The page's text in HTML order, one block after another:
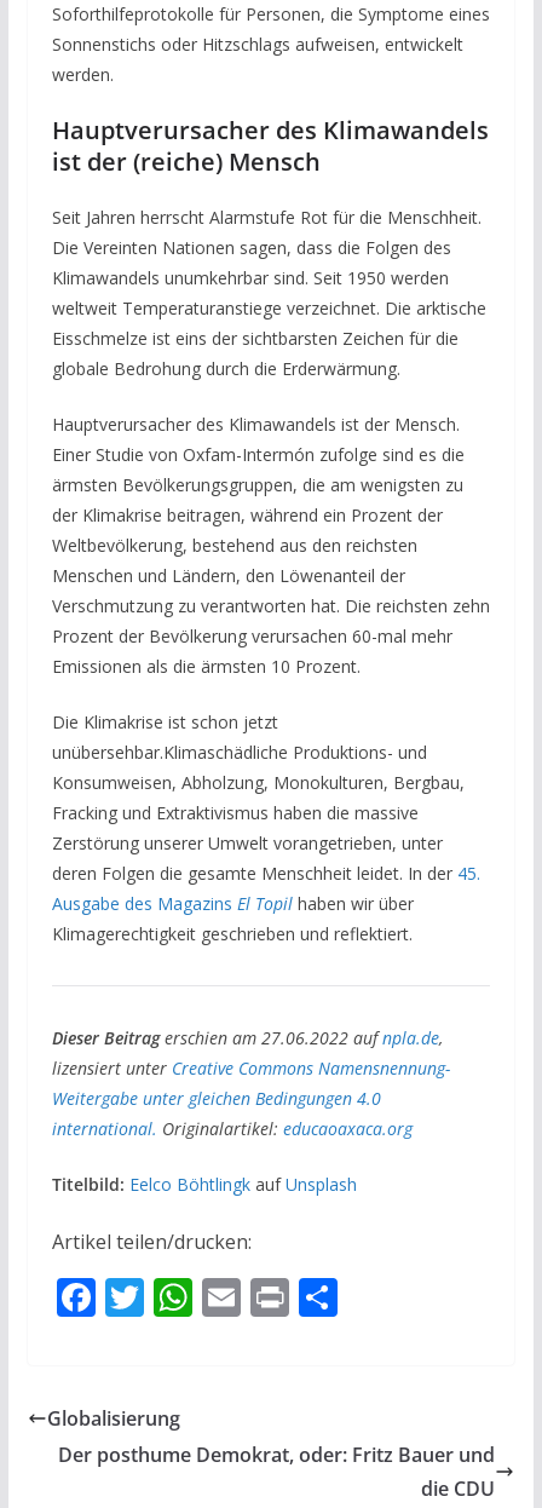
Soforthilfeprotokolle für Personen, die Symptome eines
Sonnenstichs oder Hitzschlags aufweisen, entwickelt
werden.
Hauptverursacher des Klimawandels
ist der (reiche) Mensch
Seit Jahren herrscht Alarmstufe Rot für die Menschheit.
Die Vereinten Nationen sagen, dass die Folgen des
Klimawandels unumkehrbar sind. Seit 1950 werden
weltweit Temperaturanstiege verzeichnet. Die arktische
Eisschmelze ist eins der sichtbarsten Zeichen für die
globale Bedrohung durch die Erderwärmung.
Hauptverursacher des Klimawandels ist der Mensch.
Einer Studie von Oxfam-Intermón zufolge sind es die
ärmsten Bevölkerungsgruppen, die am wenigsten zu
der Klimakrise beitragen, während ein Prozent der
Weltbevölkerung, bestehend aus den reichsten
Menschen und Ländern, den Löwenanteil der
Verschmutzung zu verantworten hat. Die reichsten zehn
Prozent der Bevölkerung verursachen 60-mal mehr
Emissionen als die ärmsten 10 Prozent.
Die Klimakrise ist schon jetzt
unübersehbar.Klimaschädliche Produktions- und
Konsumweisen, Abholzung, Monokulturen, Bergbau,
Fracking und Extraktivismus haben die massive
Zerstörung unserer Umwelt vorangetrieben, unter
deren Folgen die gesamte Menschheit leidet. In der 45.
Ausgabe des Magazins El Topil haben wir über
Klimagerechtigkeit geschrieben und reflektiert.
Dieser Beitragerschien am 27.06.2022 aufnpla.de,
lizensiert unter Creative Commons Namensnennung-
Weitergabe unter gleichen Bedingungen 4.0
international. Originalartikel: educaoaxaca.org
Titelbild: Eelco BöhtlingkaufUnsplash
Artikel teilen/drucken:
F
b
o
T
er
W
A
E PrT
Globalisierung
Der posthume Demokrat, oder: Fritz Bauer und
die CDU